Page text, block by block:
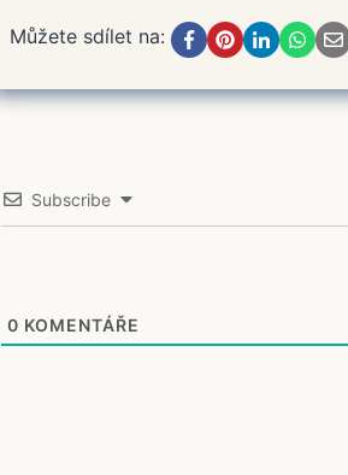
Můžete sdílet na:
Subscribe
0 KOMENTÁŘE